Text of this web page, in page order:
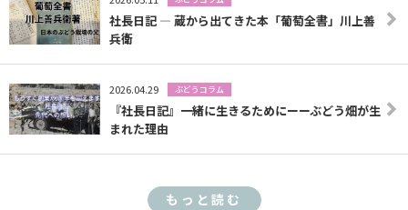
社長日記 — 蔵から出てきた本「葡萄全書」川上善
兵衛
2026.04.29 ぶどうコラム
『社長日記』一緒に生きるためにーーぶどう畑が生
まれた理由
もっと読む